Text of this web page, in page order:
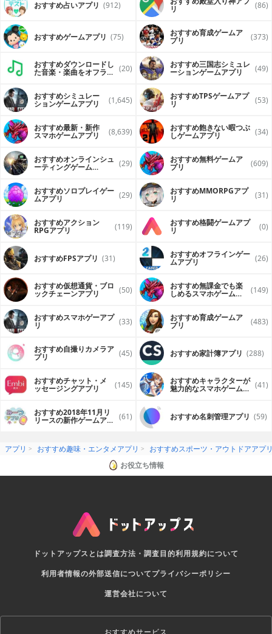
おすすめ占いアプリ (912) リ (86)
おすすめゲームアプリ (75) おすすめ育成ゲームア
プリ (373)
おすすめダウンロードし
た音楽・楽曲をオフライ (20) おすすめ三国志シミュレ
ーションゲームアプリ (49)
おすすめシミュレー
ションゲームアプリ (1,645) おすすめTPSゲームアプ
リ (53)
おすすめ最新・新作
スマホゲームアプリ (8,639) おすすめ飽きない暇つぶ
しゲームアプリ (34)
おすすめオンラインシュ
ーティングゲーム (29) おすすめ無料ゲームア
プリ (609)
おすすめソロプレイゲー
ムアプリ (29) おすすめ MMORPGアプ
リ (31)
おすすめアクション
RPGアプリ (119) おすすめ格闘ゲームアプ
リ (0)
おすすめFPSアプリ (31) おすすめオフラインゲー
ムアプリ (26)
おすすめ仮想通貨・ブロ
ックチェーンアプリ (50) おすすめ無課金でも楽
しめるスマホゲームア (149)
おすすめスマホゲーアプ
リ (33) おすすめ育成ゲームア
プリ (483)
おすすめ自撮りカメラア
プリ (45) おすすめ家計簿アプリ (288)
おすすめチャット・メ
ッセージングアプリ (145) おすすめキャラクターが
魅力的なスマホゲームア (41)
おすすめ2018年11月リ
リースの新作ゲームアプ (61) おすすめ名刺管理アプリ (59)
アプリ おすすめ趣味・エンタメアプリ
おすすめスポーツ・アウトドアアプ
お役立ち情報
ドットアップスとは調査方法・調査目的利用規約について
利用者情報の外部送信についてプライバシーポリシー
運営会社について
おすすめサービス